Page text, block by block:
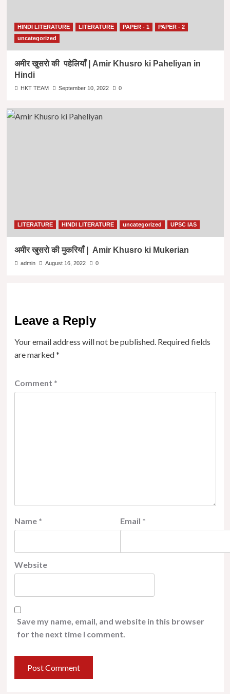
HINDI LITERATURE LITERATURE PAPER - 1
PAPER - 2
uncategorized
अमीर खुसरो की पहेलियाँ | Amir Khusro ki Paheliyan in
Hindi
HKT TEAM September 10, 2022 0
LITERATURE HINDI LITERATURE uncategorized UPSC IAS
अमीर खुसरो की मुकरियाँ | Amir Khusro ki Mukerian
admin August 16, 2022 0
Leave a Reply
Your email address will not be published. Required fields
are marked*
Comment *
Name * Email *
Website
Save my name, email, and website in this browser
for the next time I comment.